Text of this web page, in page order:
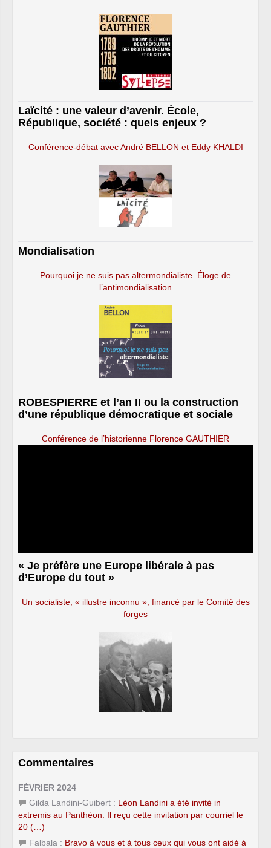
Laïcité : une valeur d’avenir. École,
République, société : quels enjeux ?
Conférence-débat avec André BELLON et Eddy KHALDI
Mondialisation
Pourquoi je ne suis pas altermondialiste. Éloge de
l’antimondialisation
ROBESPIERRE et l’an II ou la construction
d’une république démocratique et sociale
Conférence de l’historienne Florence GAUTHIER
« Je préfère une Europe libérale à pas
d’Europe du tout »
Un socialiste, « illustre inconnu », financé par le Comité des
forges
Commentaires
FÉVRIER 2024
Gilda Landini-Guibert : Léon Landini a été invité in
extremis au Panthéon. Il reçu cette invitation par courriel le
20 (…)
Falbala : Bravo à vous et à tous ceux qui vous ont aidé à